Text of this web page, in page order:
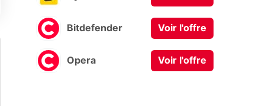
Bitdefender Voir l'offre
Opera Voir l'offre